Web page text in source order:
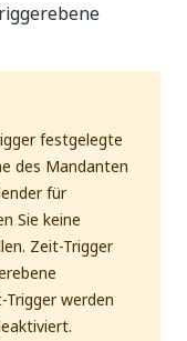
festgelegte
des Mandanten
für
Sie keine
Zeit-Trigger
werden